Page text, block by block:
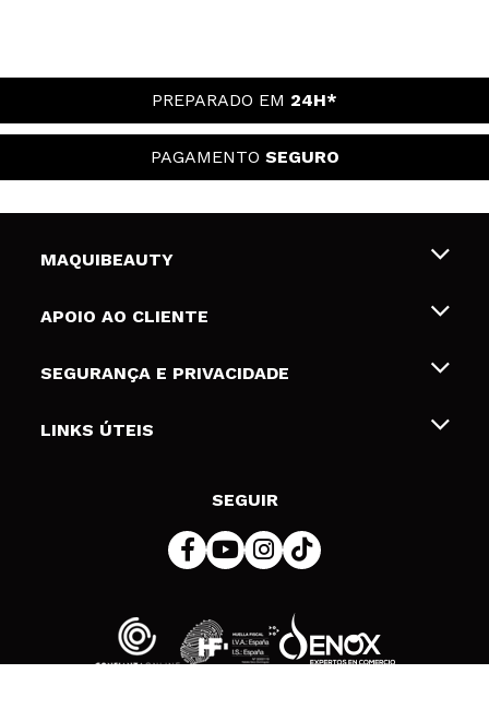
PREPARADO EM 24H*
PAGAMENTO SEGURO
MAQUIBEAUTY
Sobre nós
Gift Cards
APOIO AO CLIENTE
Envios e Devoluções
Formas de pagamento
SEGURANÇA E PRIVACIDADE
Termos e Privacidade
LINKS ÚTEIS
SEGUIR